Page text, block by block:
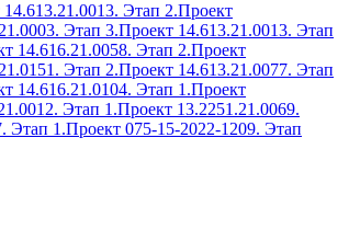
Этап 2.Проект
Этап 3.Проект 14.613.21.0013. Этап
14.616.21.0058. Этап 2.Проект
Этап 2.Проект 14.613.21.0077. Этап
14.616.21.0104. Этап 1.Проект
Этап 1.Проект 13.2251.21.0069.
Этап 1.Проект 075-15-2022-1209. Этап